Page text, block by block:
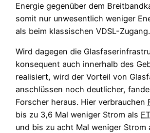
Energie gegenüber dem
somit nur unwesentlich weniger
als beim klassischen VDSL-Zugang.
Wird dagegen die
konsequent auch innerhalb des
realisiert, wird der Vorteil von
anschlüssen noch deut­licher,
Forscher heraus. Hier verbrau­chen
bis zu 3,6 Mal weniger Strom als
und bis zu acht Mal weniger